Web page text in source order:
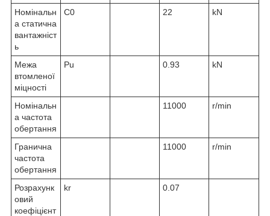
Номінальн
а статична
вантажніст
ь
C0 22 kN
Межа
втомленої
міцності
Pu 0.93 kN
Номінальн
а частота
обертання
11000 r/min
Гранична
частота
обертання
11000 r/min
Розрахунк
овий
коефіцієнт
kr 0.07